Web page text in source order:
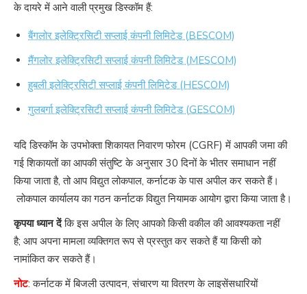
के दायरे में आने वाली प्रमुख डिस्कॉम हैं:
बैंगलोर इलेक्ट्रिसिटी सप्लाई कंपनी लिमिटेड (BESCOM)
मैंगलोर इलेक्ट्रिसिटी सप्लाई कंपनी लिमिटेड (MESCOM)
हुबली इलेक्ट्रिसिटी सप्लाई कंपनी लिमिटेड (HESCOM)
गुलबर्गा इलेक्ट्रिसिटी सप्लाई कंपनी लिमिटेड (GESCOM)
यदि डिस्कॉम के उपभोक्ता शिकायत निवारण फोरम (CGRF) में आपकी जमा की
गई शिकायतों का आपकी संतुष्टि के अनुसार 30 दिनों के भीतर समाधान नहीं
किया जाता है, तो आप विद्युत लोकपाल, कर्नाटक के पास अपील कर सकते हैं।
लोकपाल कार्यालय का गठन कर्नाटक विद्युत नियामक आयोग द्वारा किया जाता है।
कृपया ध्यान देंकि इस अपील के लिए आपको किसी वकील की आवश्यकता नहीं
है; आप अपना मामला व्यक्तिगत रूप से प्रस्तुत कर सकते हैं या किसी को
नामांकित कर सकते हैं।
नोट: कर्नाटक में बिजली उत्पादन, संचारण या वितरण के लाइसेंसधारियों